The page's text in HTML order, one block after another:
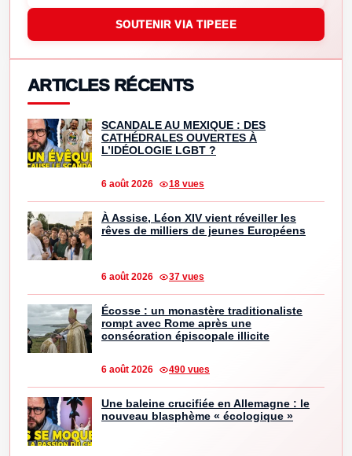
SOUTENIR VIA TIPEEE
ARTICLES RÉCENTS
SCANDALE AU MEXIQUE : DES
CATHÉDRALES OUVERTES À
L’IDÉOLOGIE LGBT ?
6 août 2026 18 vues
À Assise, Léon XIV vient réveiller les
rêves de milliers de jeunes Européens
6 août 2026 37 vues
Écosse : un monastère traditionaliste
rompt avec Rome après une
consécration épiscopale illicite
6 août 2026 490 vues
Une baleine crucifiée en Allemagne : le
nouveau blasphème « écologique »